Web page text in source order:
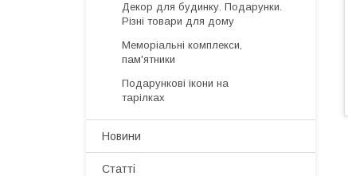
Декор для будинку. Подарунки.
Різні товари для дому
Меморіальні комплекси,
пам'ятники
Подарункові ікони на
тарілках
Новини
Статті